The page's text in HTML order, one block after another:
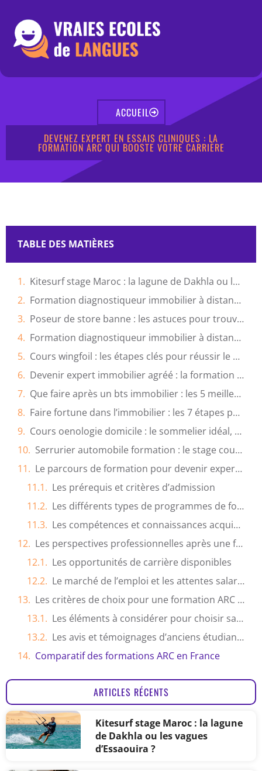
ACCUEIL
DEVENEZ EXPERT EN ESSAIS CLINIQUES : LA
FORMATION ARC QUI BOOSTE VOTRE CARRIÈRE
TABLE DES MATIÈRES
Kitesurf stage Maroc : la lagune de Dakhla ou les vagues d’Essaouira ?
Formation diagnostiqueur immobilier à distance : la solution idéale pour votre reconversion ?
Poseur de store banne : les astuces pour trouver un artisan fiable
Formation diagnostiqueur immobilier à distance : Les 5 critères pour bien choisir
Cours wingfoil : les étapes clés pour réussir le premier vol en mer
Devenir expert immobilier agréé : la formation reconnue pour obtenir l’agrément officiel
Que faire après un bts immobilier : les 5 meilleures options de carrière ?
Faire fortune dans l’immobilier : les 7 étapes pour devenir rentier
Cours oenologie domicile : le sommelier idéal, comment le choisir ?
Serrurier automobile formation : le stage court ou la formation certifiante, que choisir ?
Le parcours de formation pour devenir expert en essais cliniques
Les prérequis et critères d’admission
Les différents types de programmes de formation
Les compétences et connaissances acquises au cours de la formation ARC
Les perspectives professionnelles après une formation ARC
Les opportunités de carrière disponibles
Le marché de l’emploi et les attentes salariales
Les critères de choix pour une formation ARC adaptée à vos besoins
Les éléments à considérer pour choisir sa formation
Les avis et témoignages d’anciens étudiants
Comparatif des formations ARC en France
ARTICLES RÉCENTS
Kitesurf stage Maroc : la lagune
de Dakhla ou les vagues
d’Essaouira ?